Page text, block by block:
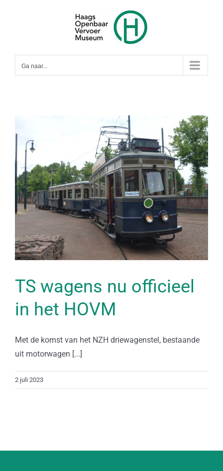
Ga naar...
TS wagens nu officieel
in het HOVM
Met de komst van het NZH driewagenstel, bestaande
uit motorwagen [...]
2 juli 2023